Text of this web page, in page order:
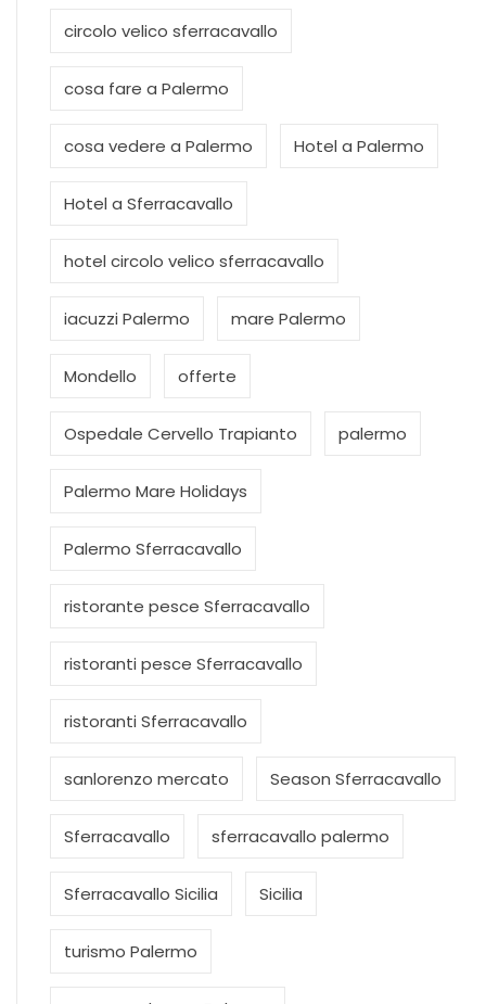
circolo velico sferracavallo
cosa fare a Palermo
cosa vedere a Palermo Hotel a Palermo
Hotel a Sferracavallo
hotel circolo velico sferracavallo
iacuzzi Palermo mare Palermo
Mondello offerte
Ospedale Cervello Trapianto palermo
Palermo Mare Holidays
Palermo Sferracavallo
ristorante pesce Sferracavallo
ristoranti pesce Sferracavallo
ristoranti Sferracavallo
sanlorenzo mercato Season Sferracavallo
Sferracavallo sferracavallo palermo
Sferracavallo Sicilia Sicilia
turismo Palermo